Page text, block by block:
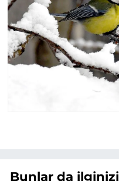
Bunlar da